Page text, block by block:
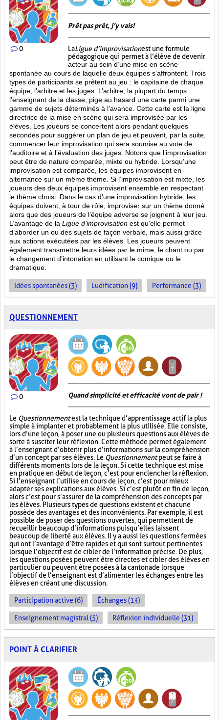
0
Prêt pas prêt, j’y vais!
LaLigue d’improvisationest une formule
pédagogique qui permet à l’élève de devenir
acteur au sein d’une mise en scène
spontanée au cours de laquelle deux équipes s’affrontent. Trois
types de participants se prêtent au jeu : le capitaine de chaque
équipe, l’arbitre et les juges. L’arbitre, la plupart du temps
l’enseignant de la classe, pige au hasard une carte parmi une
gamme de sujets déterminés à l’avance. Cette carte est la ligne
directrice de la mise en scène qui sera improvisée par les
élèves. Les joueurs se concertent alors pendant quelques
secondes pour suggérer un plan de jeu et peuvent, par la suite,
commencer leur improvisation qui sera soumise au vote de
l’auditoire et à l’évaluation des juges. Notons que l’improvisation
peut être de nature comparée, mixte ou hybride. Lorsqu’une
improvisation est comparée, les équipes improvisent en
alternance sur un même thème. Si l’improvisation est mixte, les
joueurs des deux équipes improvisent ensemble en respectant
le thème choisi. Dans le cas d’une improvisation hybride, les
équipes doivent, à tour de rôle, improviser sur un thème donné
alors que des joueurs de l’équipe adverse se joignent à leur jeu.
L’avantage de la Ligue d’improvisation est qu’elle permet
d’aborder un ou des sujets de façon verbale, mais aussi grâce
aux actions exécutées par les élèves. Les joueurs peuvent
également transmettre leurs idées par le mime, le chant ou par
le changement d’intonation en utilisant le comique ou le
dramatique.
Idées spontanées (3) Ludification (9) Performance (3)
QUESTIONNEMENT
0 Quand simplicité et efficacité vont de pair !
Le Questionnementest la technique d’apprentissage actif la plus
simple à implanter et probablement la plus utilisée. Elle consiste,
lors d’une leçon, à poser une ou plusieurs questions aux élèves de
sorte à susciter leur réflexion. Cette méthode permet également
à l’enseignant d’obtenir plus d’informations sur la compréhension
d’un concept par ses élèves. Le Questionnementpeut se faire à
différents moments lors de la leçon. Si cette technique est mise
en pratique en début de leçon, c’est pour enclencher la réflexion.
Si l’enseignant l’utilise en cours de leçon, c’est pour mieux
adapter ses explications aux élèves. Si c’est plutôt en fin de leçon,
alors c’est pour s’assurer de la compréhension des concepts par
les élèves. Plusieurs types de questions existent et chacune
possède des avantages et des inconvénients. Par exemple, il est
possible de poser des questions ouvertes, qui permettent de
recueillir beaucoup d’informations puisqu’elles laissent
beaucoup de liberté aux élèves. Il y a aussi les questions fermées
qui ont l’avantage d’être rapides et qui sont surtout pertinentes
lorsque l’objectif est de cibler de l’information précise. De plus,
les questions posées peuvent être directes et cibler des élèves en
particulier ou peuvent être posées à la cantonade lorsque
l’objectif de l’enseignant est d’alimenter les échanges entre les
élèves en créant une discussion.
Participation active (6) Échanges (13)
Enseignement magistral (5) Réflexion individuelle (31)
POINT À CLARIFIER